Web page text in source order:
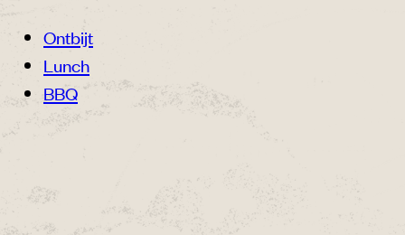
Ontbijt
Lunch
BBQ